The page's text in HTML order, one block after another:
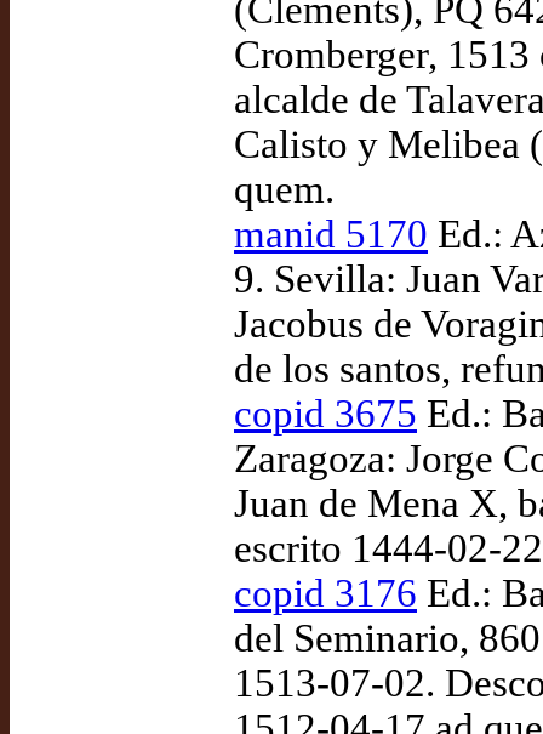
(Clements), PQ
Cromberger, 1513
alcalde de
Calisto y Melibea
quem.
manid 5170 Ed.:
9. Sevilla: Juan
Jacobus de
de los santos,
copid 3675 Ed.:
Zaragoza: Jorge
Juan de Mena X,
escrito 1444-02-
copid 3176 Ed.:
del Seminario,
1513-07-02.